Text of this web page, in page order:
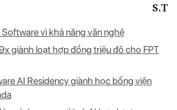
S.T
vì khả năng văn nghệ
giành loạt hợp đồng triệu đô cho FPT
AI Residency giành học bổng viện